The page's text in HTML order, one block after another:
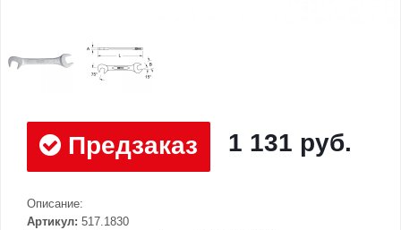
Предзаказ 1 131 руб.
Описание:
Артикул: 517.1830